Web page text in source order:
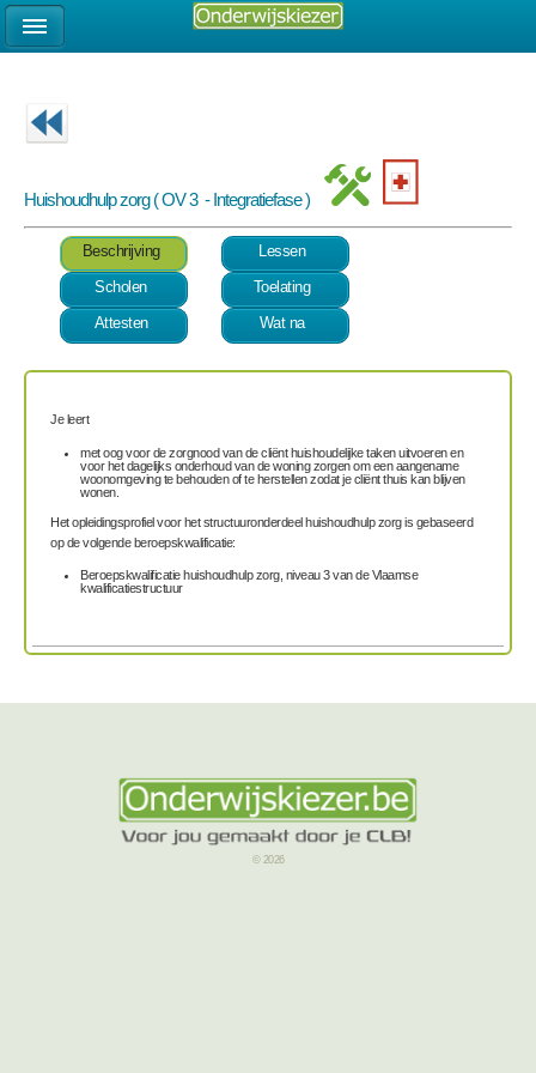
Huishoudhulp zorg ( OV 3 - Integratiefase )
Beschrijving
Lessen
Scholen
Toelating
Attesten
Wat na
Je leert
met oog voor de zorgnood van de cliënt huishoudelijke taken uitvoeren en
voor het dagelijks onderhoud van de woning zorgen om een aangename
woonomgeving te behouden of te herstellen zodat je cliënt thuis kan blijven
wonen.
Het opleidingsprofiel voor het structuuronderdeel huishoudhulp zorg is gebaseerd
op de volgende beroepskwalificatie:
Beroepskwalificatie huishoudhulp zorg, niveau 3 van de Vlaamse
kwalificatiestructuur
© 2026